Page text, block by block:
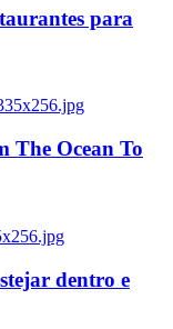
para
The Ocean To
dentro e